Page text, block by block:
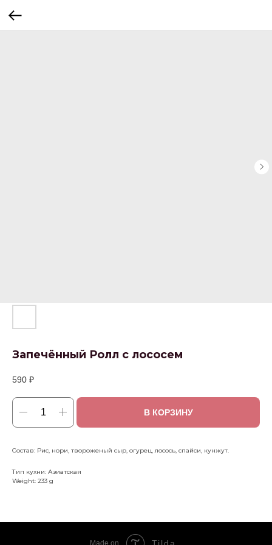
Запечённый Ролл с лососем
590 ₽
В КОРЗИНУ
Состав: Рис, нори, твороженый сыр, огурец, лосось, спайси, кунжут.
Тип кухни: Азиатская
Weight: 233 g
Made on